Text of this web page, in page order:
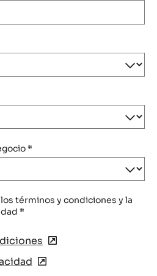
*
términos y condiciones y la
*
(opens
in
(opens